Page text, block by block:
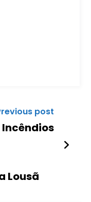
post
Incêndios
Lousã